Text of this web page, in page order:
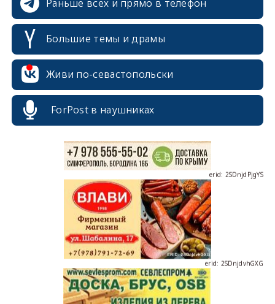
Раньше всех и прямо в телефон
Большие темы и драмы
Живи по-севастопольски
ForPost в наушниках
erid: 2SDnjcrDNw6
erid: 2SDnjdPjgYS
erid: 2SDnjdvhGXG